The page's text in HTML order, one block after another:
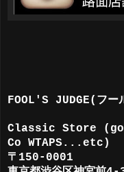
FOOL'S JUDGE(フー
Classic Store
Co WTAPS ...etc)
〒150-0001